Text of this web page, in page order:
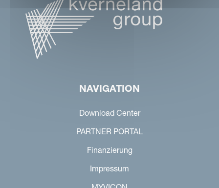
NAVIGATION
Download Center
PARTNER PORTAL
Finanzierung
Impressum